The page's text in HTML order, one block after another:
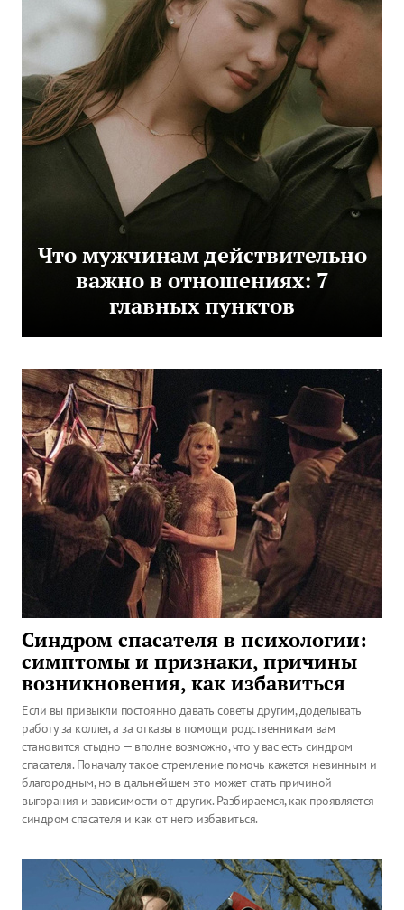
Что мужчинам действительно
важно в отношениях: 7
главных пунктов
Синдром спасателя в психологии:
симптомы и признаки, причины
возникновения, как избавиться
Если вы привыкли постоянно давать советы другим, доделывать
работу за коллег, а за отказы в помощи родственникам вам
становится стыдно — вполне возможно, что у вас есть синдром
спасателя. Поначалу такое стремление помочь кажется невинным и
благородным, но в дальнейшем это может стать причиной
выгорания и зависимости от других. Разбираемся, как проявляется
синдром спасателя и как от него избавиться.